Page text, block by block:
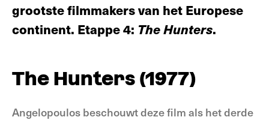
grootste filmmakers van het Europese
continent. Etappe 4: The Hunters.
The Hunters (1977)
Angelopoulos beschouwt deze film als het derde